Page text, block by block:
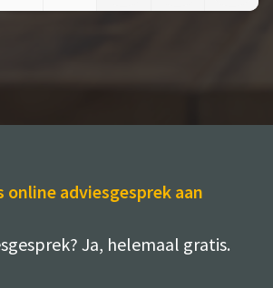
online adviesgesprek aan
Ja, helemaal gratis.